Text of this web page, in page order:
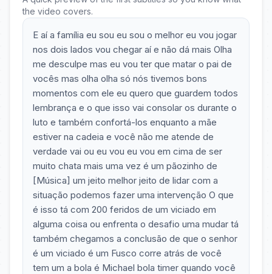
the video covers.
E aí a família eu sou eu sou o melhor eu vou jogar
nos dois lados vou chegar aí e não dá mais Olha
me desculpe mas eu vou ter que matar o pai de
vocês mas olha olha só nós tivemos bons
momentos com ele eu quero que guardem todos
lembrança e o que isso vai consolar os durante o
luto e também confortá-los enquanto a mãe
estiver na cadeia e você não me atende de
verdade vai ou eu vou eu vou em cima de ser
muito chata mais uma vez é um pãozinho de
[Música] um jeito melhor jeito de lidar com a
situação podemos fazer uma intervenção O que
é isso tá com 200 feridos de um viciado em
alguma coisa ou enfrenta o desafio uma mudar tá
também chegamos a conclusão de que o senhor
é um viciado é um Fusco corre atrás de você
tem um a bola é Michael bola timer quando você